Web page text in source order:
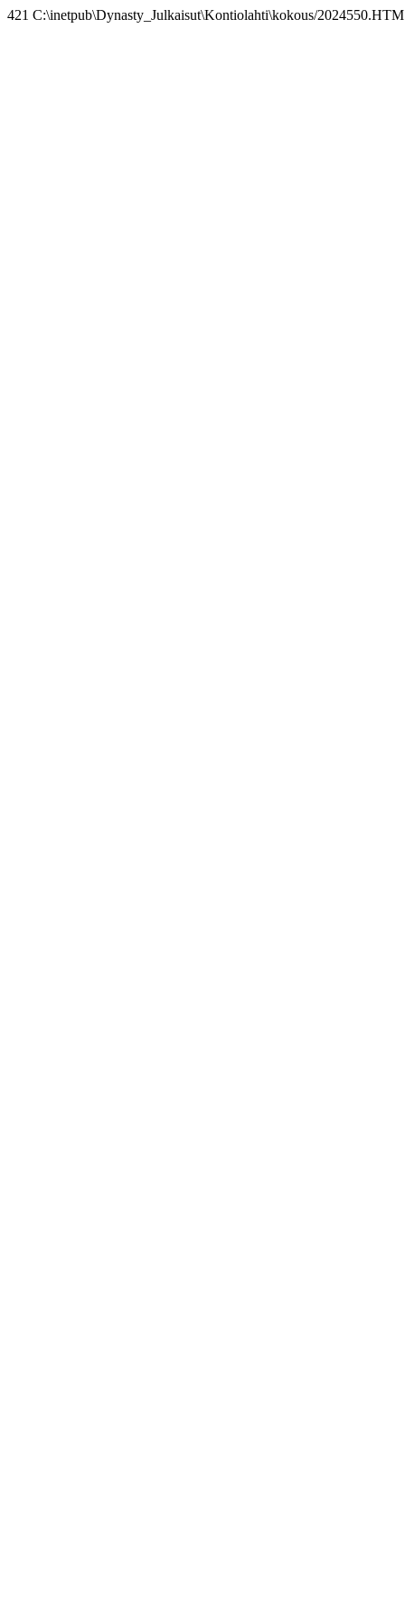
421 C:\inetpub\Dynasty_Julkaisut\Kontiolahti\kokous/2024550.HTM